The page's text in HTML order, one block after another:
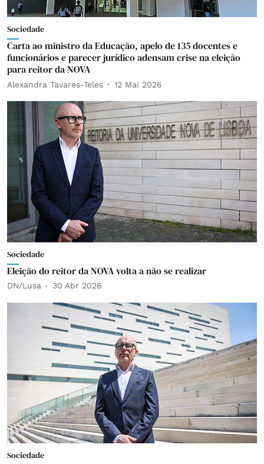
Sociedade
Carta ao ministro da Educação, apelo de 135 docentes e
funcionários e parecer jurídico adensam crise na eleição
para reitor da NOVA
Alexandra Tavares-Teles 12 Mai 2026
Sociedade
Eleição do reitor da NOVA volta a não se realizar
DN/Lusa 30 Abr 2026
Sociedade